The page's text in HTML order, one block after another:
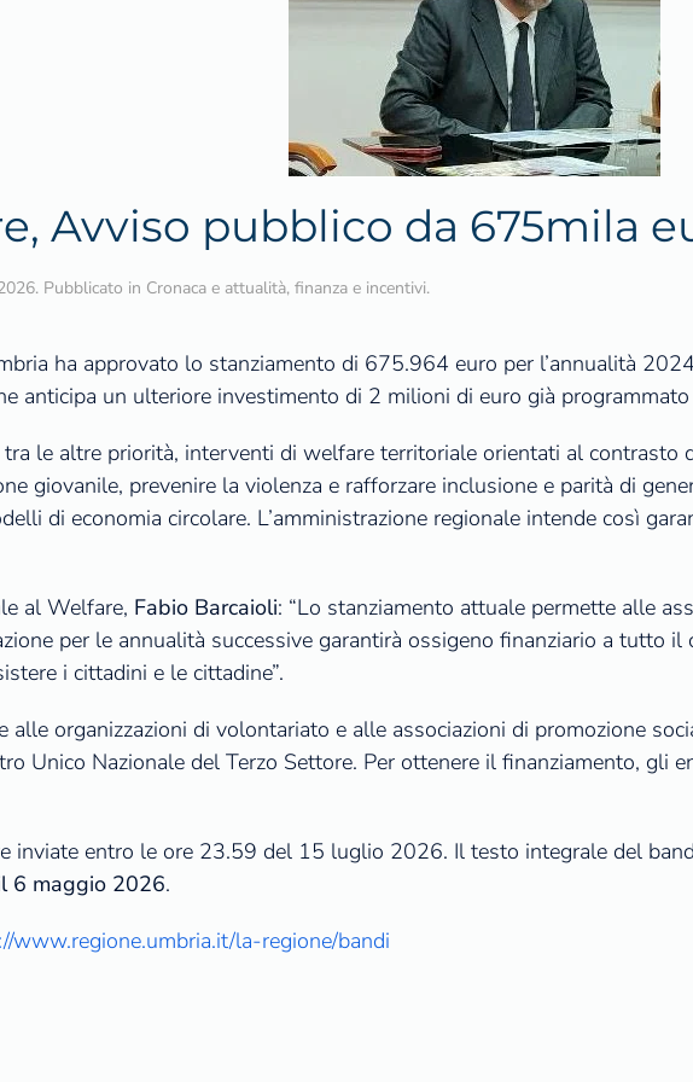
Avviso pubblico da 675mila
. Pubblicato in Cronaca e attualità, finanza e incentivi.
ha approvato lo stanziamento di 675.964 euro per l’annualità
anticipa un ulteriore investimento di 2 milioni di euro già
le altre priorità, interventi di welfare territoriale orientati al contrasto
giovanile, prevenire la violenza e rafforzare inclusione e parità di
di economia circolare. L’amministrazione regionale intende così
al Welfare, Fabio Barcaioli: “Lo stanziamento attuale permette alle
per le annualità successive garantirà ossigeno finanziario a tutto
i cittadini e le cittadine”.
alle organizzazioni di volontariato e alle associazioni di promozione
Unico Nazionale del Terzo Settore. Per ottenere il finanziamento, gli
inviate entro le ore 23.59 del 15 luglio 2026. Il testo integrale del
6 maggio 2026.
www.regione.umbria.it/la-regione/bandi